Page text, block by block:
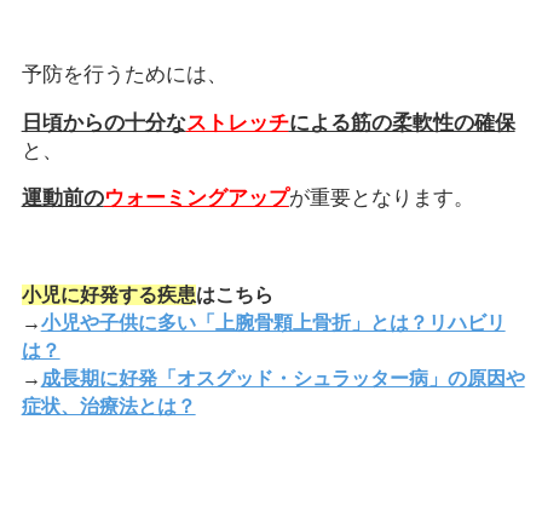
予防を行うためには、
日頃からの十分なストレッチによる筋の柔軟性の確保
と、
運動前のウォーミングアップが重要となります。
小児に好発する疾患はこちら
→小児や子供に多い「上腕骨顆上骨折」とは？リハビリ
は？
→ 成長期に好発「オスグッド・シュラッター病」の原因や
症状、治療法とは？